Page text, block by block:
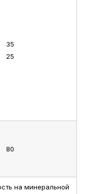
35
25
80
на минеральной